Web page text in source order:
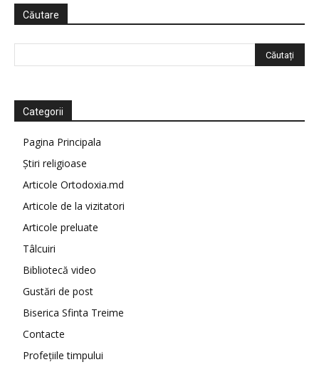
Căutare
Categorii
Pagina Principala
Știri religioase
Articole Ortodoxia.md
Articole de la vizitatori
Articole preluate
Tâlcuiri
Bibliotecă video
Gustări de post
Biserica Sfinta Treime
Contacte
Profețiile timpului